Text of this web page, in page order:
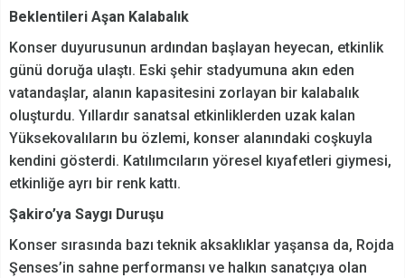
Beklentileri Aşan Kalabalık
Konser duyurusunun ardından başlayan heyecan, etkinlik
günü doruğa ulaştı. Eski şehir stadyumuna akın eden
vatandaşlar, alanın kapasitesini zorlayan bir kalabalık
oluşturdu. Yıllardır sanatsal etkinliklerden uzak kalan
Yüksekovalıların bu özlemi, konser alanındaki coşkuyla
kendini gösterdi. Katılımcıların yöresel kıyafetleri giymesi,
etkinliğe ayrı bir renk kattı.
Şakiro’ya Saygı Duruşu
Konser sırasında bazı teknik aksaklıklar yaşansa da, Rojda
Şenses’in sahne performansı ve halkın sanatçıya olan